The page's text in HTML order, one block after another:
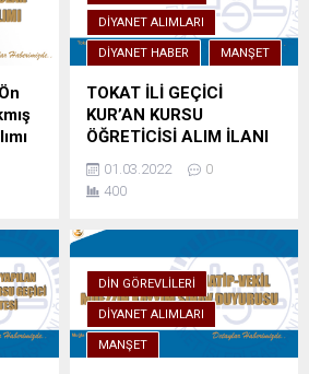
DIYANET ALIMLARI
DIYANET HABER MANŞET
TOKAT İLİ GEÇİCİ
KUR’AN KURSU
ÖĞRETİCİSİ ALIM İLANI
01.03.2022
0
400
DIN GÖREVLILERI
DIYANET ALIMLARI
MANŞET